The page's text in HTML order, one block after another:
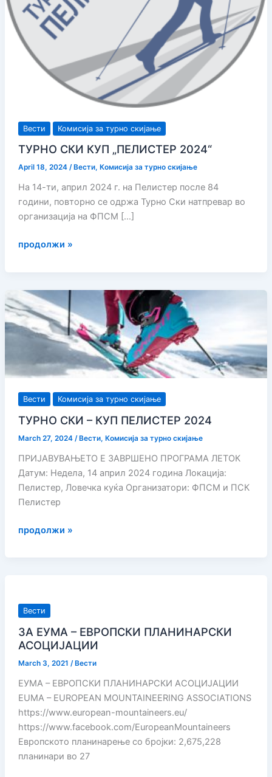
Вести Комисија за турно скијање
ТУРНО СКИ КУП „ПЕЛИСТЕР 2024“
April 18, 2024 / Вести, Комисија за турно скијање
На 14-ти, април 2024 г. на Пелистер после 84
години, повторно се одржа Турно Ски натпревар во
организација на ФПСМ […]
ТУРНО
„ПЕЛИСТЕР
2024“
продолжи »
Вести Комисија за турно скијање
ТУРНО СКИ – КУП ПЕЛИСТЕР 2024
March 27, 2024 /Вести, Комисија за турно скијање
ПРИЈАВУВАЊЕТО Е ЗАВРШЕНО ПРОГРАМА ЛЕТОК
Датум: Недела, 14 април 2024 година Локација:
Пелистер, Ловечка куќа Организатори: ФПСМ и ПСК
Пелистер
ТУРНО
2024
продолжи »
Вести
ЗА ЕУМА – ЕВРОПСКИ ПЛАНИНАРСКИ
АСОЦИЈАЦИИ
March 3, 2021 /Вести
ЕУМА – ЕВРОПСКИ ПЛАНИНАРСКИ АСОЦИЈАЦИИ
EUMA – EUROPEAN MOUNTAINEERING ASSOCIATIONS
https://www.european-mountaineers.eu/
https://www.facebook.com/EuropeanMountaineers
Европското планинарење со бројки: 2,675,228
планинари во 27